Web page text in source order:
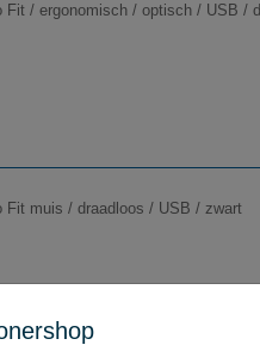
Fit / ergonomisch / optisch / USB /
Fit muis / draadloos / USB / zwart